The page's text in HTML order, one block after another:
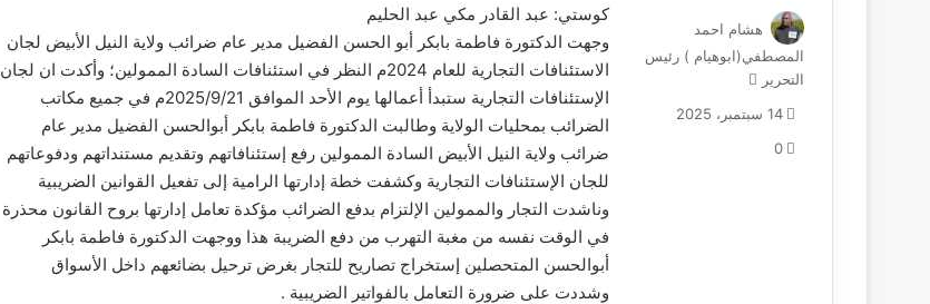
كوستي: عبد القادر مكي عبد الحليم
وجهت الدكتورة فاطمة بابكر أبو الحسن الفضيل مدير عام ضرائب ولاية النيل الأبيض لجان
الاستئنافات التجارية للعام 2024م النظر في استئنافات السادة الممولين؛ وأكدت ان لجان
الإستئنافات التجارية ستبدأ أعمالها يوم الأحد الموافق 2025/9/21م في جميع مكاتب
الضرائب بمحليات الولاية وطالبت الدكتورة فاطمة بابكر أبوالحسن الفضيل مدير عام
ضرائب ولاية النيل الأبيض السادة الممولين رفع إستئنافاتهم وتقديم مستنداتهم ودفوعاتهم
للجان الإستئنافات التجارية وكشفت خطة إدارتها الرامية إلى تفعيل القوانين الضريبية
وناشدت التجار والممولين الإلتزام بدفع الضرائب مؤكدة تعامل إدارتها بروح القانون محذرة
في الوقت نفسه من مغبة التهرب من دفع الضريبة هذا ووجهت الدكتورة فاطمة بابكر
أبوالحسن المتحصلين إستخراج تصاريح للتجار بغرض ترحيل بضائعهم داخل الأسواق
وشددت على ضرورة التعامل بالفواتير الضريبية .
هشام احمد
المصطفي(ابوهيام ) رئيس
التحرير
س
14 سبتمبر، 2025
0